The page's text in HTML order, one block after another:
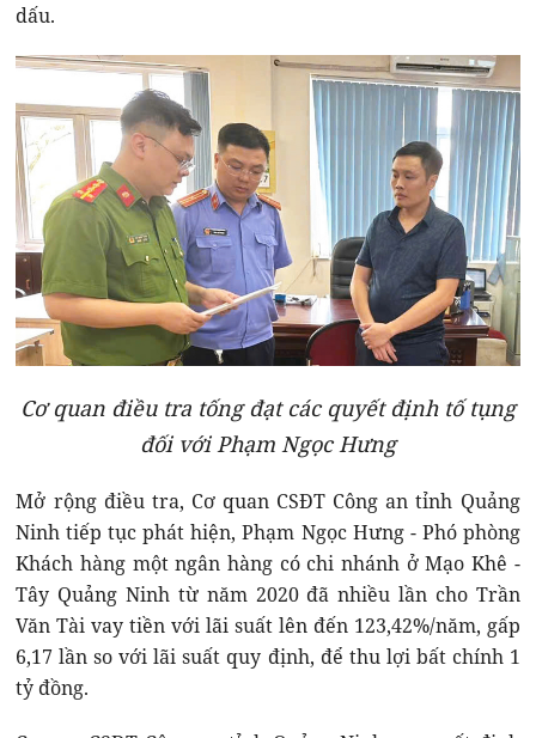
dấu.
Cơ quan điều tra tống đạt các quyết định tố tụng
đối với Phạm Ngọc Hưng
Mở rộng điều tra, Cơ quan CSĐT Công an tỉnh Quảng
Ninh tiếp tục phát hiện, Phạm Ngọc Hưng - Phó phòng
Khách hàng một ngân hàng có chi nhánh ở Mạo Khê -
Tây Quảng Ninh từ năm 2020 đã nhiều lần cho Trần
Văn Tài vay tiền với lãi suất lên đến 123,42%/năm, gấp
6,17 lần so với lãi suất quy định, để thu lợi bất chính 1
tỷ đồng.